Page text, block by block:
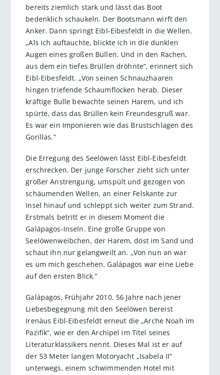
bereits ziemlich stark und lässt das Boot
bedenklich schaukeln. Der Bootsmann wirft den
Anker. Dann springt Eibl-Eibesfeldt in die Wellen.
„Als ich auftauchte, blickte ich in die dunklen
Augen eines großen Bullen. Und in den Rachen,
aus dem ein tiefes Brüllen dröhnte“, erinnert sich
Eibl-Eibesfeldt. „Von seinen Schnauzhaaren
hingen triefende Schaumflocken herab. Dieser
kräftige Bulle bewachte seinen Harem, und ich
spürte, dass das Brüllen kein Freundesgruß war.
Es war ein Imponieren wie das Brustschlagen des
Gorillas.“
Die Erregung des Seelöwen lässt Eibl-Eibesfeldt
erschrecken. Der junge Forscher zieht sich unter
großer Anstrengung, umspült und gezogen von
schäumenden Wellen, an einer Felskante zur
Insel hinauf und schleppt sich weiter zum Strand.
Erstmals betritt er in diesem Moment die
Galápagos-Inseln. Eine große Gruppe von
Seelöwenweibchen, der Harem, döst im Sand und
schaut ihn nur gelangweilt an. „Von nun an war
es um mich geschehen. Galápagos war eine Liebe
auf den ersten Blick.“
Galápagos, Frühjahr 2010. 56 Jahre nach jener
Liebesbegegnung mit den Seelöwen bereist
Irenäus Eibl-Eibesfeldt erneut die „Arche Noah im
Pazifik“, wie er den Archipel im Titel seines
Literaturklassikers nennt. Dieses Mal ist er auf
der 53 Meter langen Motoryacht „Isabela II“
unterwegs, einem schwimmenden Hotel mit